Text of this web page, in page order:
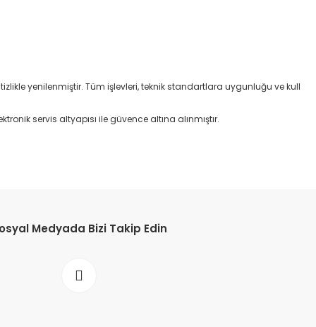
yenilenmiştir. Tüm işlevleri, teknik standartlara uygunluğu ve kull
servis altyapısı ile güvence altına alınmıştır.
Medyada Bizi Takip Edin